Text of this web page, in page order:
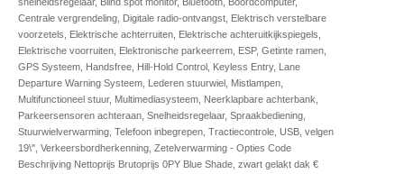
Centrale vergrendeling, Digitale radio-ontvangst, Elektrisch verstelbare
voorzetels, Elektrische achterruiten, Elektrische achteruitkijkspiegels,
Elektrische voorruiten, Elektronische parkeerrem, ESP, Getinte ramen,
GPS Systeem, Handsfree, Hill-Hold Control, Keyless Entry, Lane
Departure Warning Systeem, Lederen stuurwiel, Mistlampen,
Multifunctioneel stuur, Multimediasysteem, Neerklapbare achterbank,
Parkeersensoren achteraan, Snelheidsregelaar, Spraakbediening,
Stuurwielverwarming, Telefoon inbegrepen, Tractiecontrole, USB, velgen
19\", Verkeersbordherkenning, Zetelverwarming - Opties Code
Beschrijving Nettoprijs Brutoprijs 0PY Blue Shade, zwart gelakt dak €